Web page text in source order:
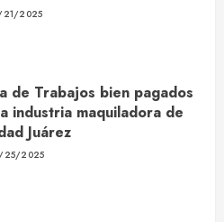
21/2025
de Trabajos bien pagados
industria maquiladora de
Juárez
25/2025